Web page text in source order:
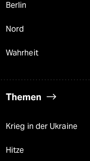
Berlin
Nord
Wahrheit
Themen
Krieg in der Ukraine
Hitze